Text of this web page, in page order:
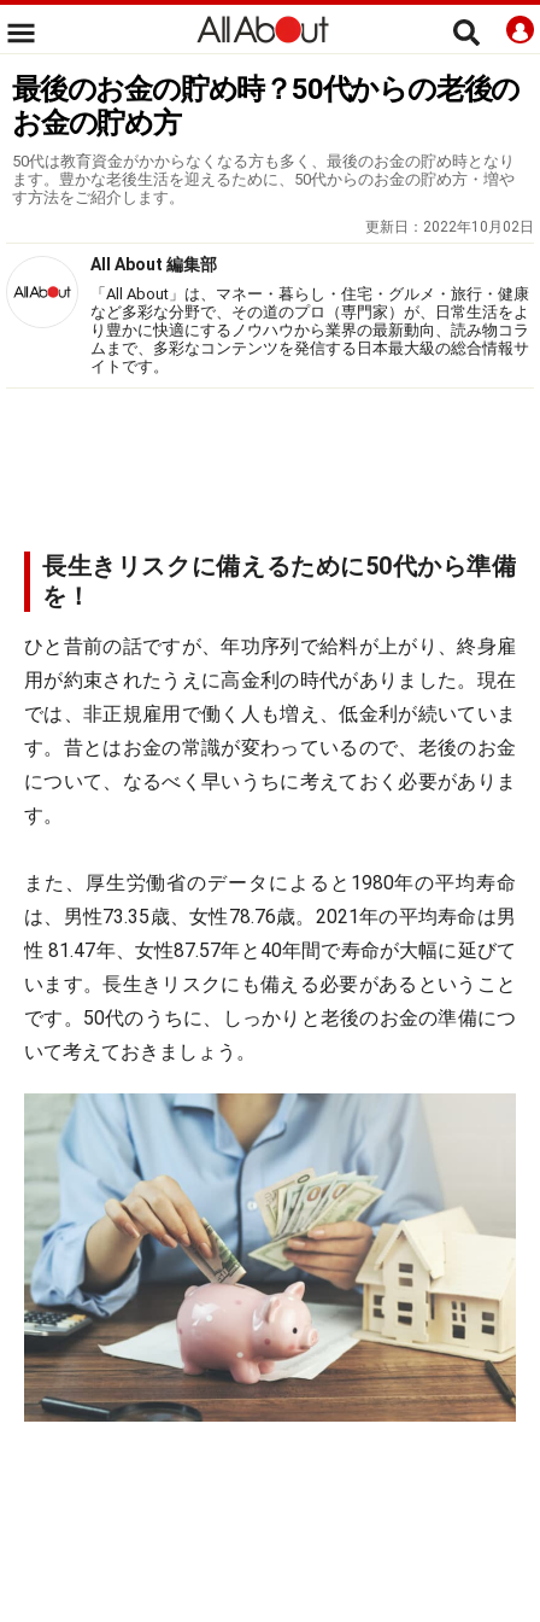
最後のお金の貯め時？50代からの老後の
お金の貯め方
50代は教育資金がかからなくなる方も多く、最後のお金の貯め時となり
ます。豊かな老後生活を迎えるために、50代からのお金の貯め方・増や
す方法をご紹介します。
更新日： 2022年10月02日
All About 編集部
「All About」は、マネー・暮らし・住宅・グルメ・旅行・健康
など多彩な分野で、その道のプロ（専門家）が、日常生活をよ
り豊かに快適にするノウハウから業界の最新動向、読み物コラ
ムまで、多彩なコンテンツを発信する日本最大級の総合情報サ
イトです。
長生きリスクに備えるために50代から準備
を！
ひと昔前の話ですが、年功序列で給料が上がり、終身雇
用が約束されたうえに高金利の時代がありました。現在
では、非正規雇用で働く人も増え、低金利が続いていま
す。昔とはお金の常識が変わっているので、老後のお金
について、なるべく早いうちに考えておく必要がありま
す。
また、厚生労働省のデータによると1980年の平均寿命
は、男性73.35歳、女性78.76歳。2021年の平均寿命は男
性 81.47年、女性87.57年と40年間で寿命が大幅に延びて
います。長生きリスクにも備える必要があるということ
です。50代のうちに、しっかりと老後のお金の準備につ
いて考えておきましょう。